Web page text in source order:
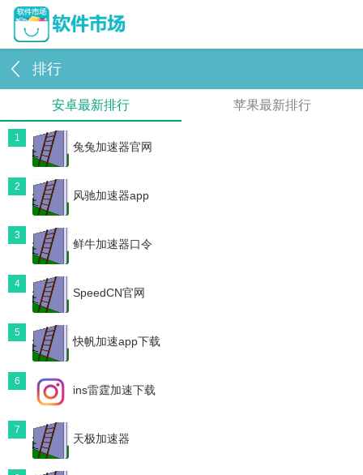
排行
安卓最新排行 苹果最新排行
1
兔兔加速器官网
2
风驰加速器app
3
鲜牛加速器口令
4
SpeedCN官网
5
快帆加速app下载
6
ins雷霆加速下载
7
天极加速器